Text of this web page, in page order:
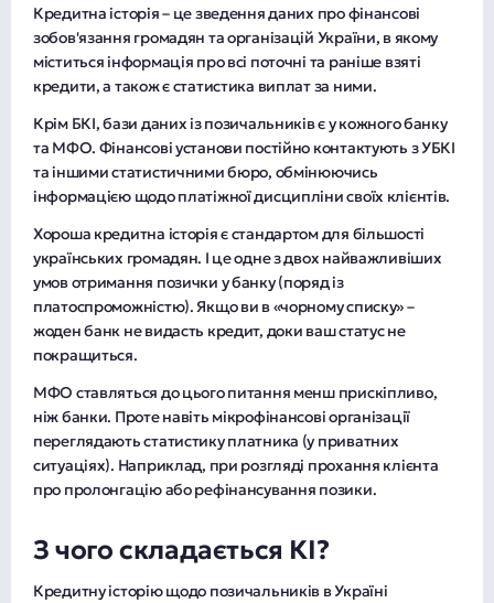
Кредитна історія – це зведення даних про фінансові
зобов'язання громадян та організацій України, в якому
міститься інформація про всі поточні та раніше взяті
кредити, а також є статистика виплат за ними.
Крім БКІ, бази даних із позичальників є у кожного банку
та МФО. Фінансові установи постійно контактують з УБКІ
та іншими статистичними бюро, обмінюючись
інформацією щодо платіжної дисципліни своїх клієнтів.
Хороша кредитна історія є стандартом для більшості
українських громадян. І це одне з двох найважливіших
умов отримання позички у банку (поряд із
платоспроможністю). Якщо ви в «чорному списку» –
жоден банк не видасть кредит, доки ваш статус не
покращиться.
МФО ставляться до цього питання менш прискіпливо,
ніж банки. Проте навіть мікрофінансові організації
переглядають статистику платника (у приватних
ситуаціях). Наприклад, при розгляді прохання клієнта
про пролонгацію або рефінансування позики.
З чого складається КІ?
Кредитну історію щодо позичальників в Україні